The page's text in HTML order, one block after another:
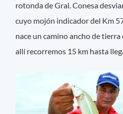
rotonda de Gral. Conesa
cuyo mojón indicador del Km
nace un camino ancho de
allí recorremos 15 km hasta